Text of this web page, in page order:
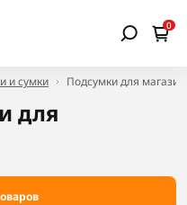
0
и сумки Подсумки для
для